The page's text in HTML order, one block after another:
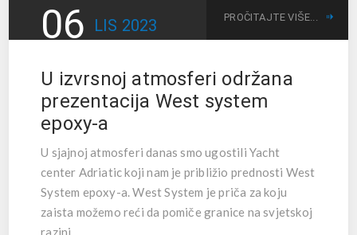
06 LIS 2023 PROČITAJTE VIŠE...
U izvrsnoj atmosferi održana
prezentacija West system
epoxy-a
U sjajnoj atmosferi danas smo ugostili Yacht
center Adriatic koji nam je približio prednosti West
System epoxy-a. West System je priča za koju
zaista možemo reći da pomiče granice na svjetskoj
razini...